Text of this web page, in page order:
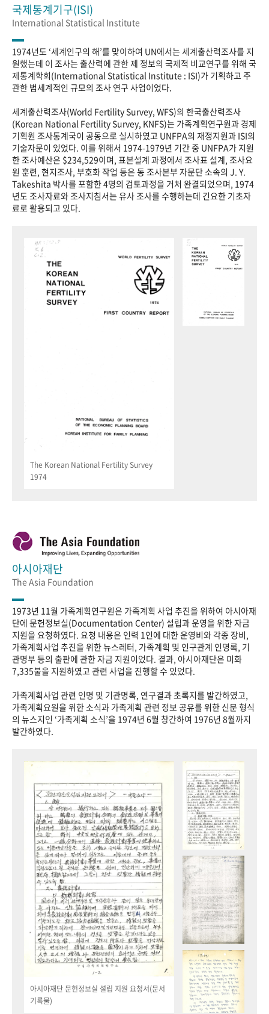
국제통계기구(ISI)
International Statistical Institute
1974년도 ‘세계인구의 해’를 맞이하여 UN에서는 세계출산력조사를 지
원했는데 이 조사는 출산력에 관한 제 정보의 국제적 비교연구를 위해 국
제통계학회(International Statistical Institute : ISI)가 기획하고 주
관한 범세계적인 규모의 조사 연구 사업이었다.
세계출산력조사(World Fertility Survey, WFS)의 한국출산력조사
(Korean National Fertility Survey, KNFS)는 가족계획연구원과 경제
기획원 조사통계국이 공동으로 실시하였고 UNFPA의 재정지원과 ISI의
기술자문이 있었다. 이를 위해서 1974-1979년 기간 중 UNFPA가 지원
한 조사예산은 $234,529이며, 표본설계 과정에서 조사표 설계, 조사요
원 훈련, 현지조사, 부호화 작업 등은 동 조사본부 자문단 소속의 J. Y.
Takeshita 박사를 포함한 4명의 검토과정을 거처 완결되었으며, 1974
년도 조사자료와 조사지침서는 유사 조사를 수행하는데 긴요한 기초자
료로 활용되고 있다.
The Korean National Fertility Survey
1974
아시아재단
The Asia Foundation
1973년 11월 가족계획연구원은 가족계획 사업 추진을 위하여 아시아재
단에 문헌정보실(Documentation Center) 설립과 운영을 위한 자금
지원을 요청하였다. 요청 내용은 인력 1인에 대한 운영비와 각종 장비,
가족계획사업 추진을 위한 뉴스레터, 가족계획 및 인구관계 인명록, 기
관명부 등의 출판에 관한 자금 지원이었다. 결과, 아시아재단은 미화
7,335불을 지원하였고 관련 사업을 진행할 수 있었다.
가족계획사업 관련 인명 및 기관명록, 연구결과 초록지를 발간하였고,
가족계획요원을 위한 소식과 가족계획 관련 정보 공유를 위한 신문 형식
의 뉴스지인 ‘가족계획 소식’을 1974년 6월 창간하여 1976년 8월까지
발간하였다.
아시아재단 문헌정보실 설립 지원 요청서(문서
기록물)